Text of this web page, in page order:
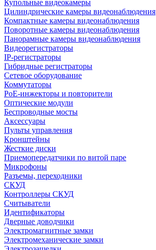
Купольные видеокамеры
Цилиндрические камеры видеонаблюдения
Компактные камеры видеонаблюдения
Поворотные камеры видеонаблюдения
Панорамные камеры видеонаблюдения
Видеорегистраторы
IP-регистраторы
Гибридные регистраторы
Сетевое оборудование
Коммутаторы
PoE-инжекторы и повторители
Оптические модули
Беспроводные мосты
Аксессуары
Пульты управления
Кронштейны
Жесткие диски
Приемопередатчики по витой паре
Микрофоны
Разъемы, переходники
СКУД
Контроллеры СКУД
Считыватели
Идентификаторы
Дверные доводчики
Электромагнитные замки
Электромеханические замки